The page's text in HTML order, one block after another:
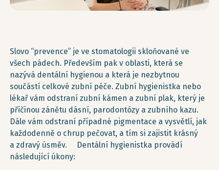
Slovo “prevence” je ve stomatologii skloňované ve
všech pádech. Především pak v oblasti, která se
nazývá dentální hygienou a která je nezbytnou
součástí celkové zubní péče. Zubní hygienistka nebo
lékař vám odstraní zubní kámen a zubní plak, který je
příčinou zánětu dásní, parodontózy a zubního kazu.
Dále vám odstraní případné pigmentace a vysvětlí, jak
každodenně o chrup pečovat, a tím si zajistit krásný
a zdravý úsměv. Dentální hygienistka provádí
následující úkony: